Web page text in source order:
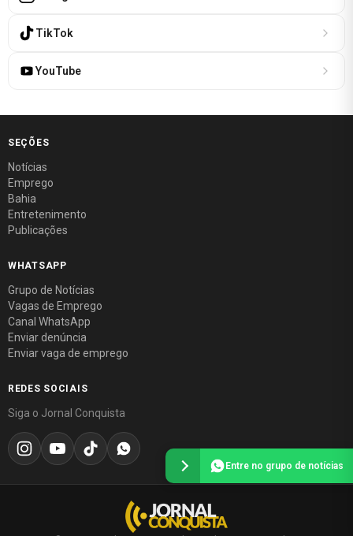
TikTok
YouTube
SEÇÕES
Notícias
Emprego
Bahia
Entretenimento
Publicações
WHATSAPP
Grupo de Notícias
Vagas de Emprego
Canal WhatsApp
Enviar denúncia
Enviar vaga de emprego
REDES SOCIAIS
Siga o Jornal Conquista
Entre no grupo de notícias